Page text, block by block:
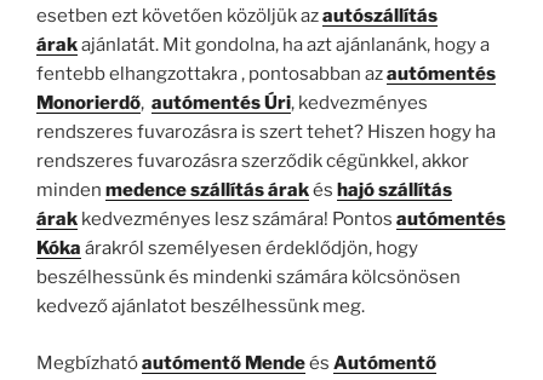
esetben ezt követően közöljük azautószállítás
árakajánlatát. Mit gondolna, ha azt ajánlanánk, hogy a
fentebb elhangzottakra , pontosabban azautómentés
Monorierdő, autómentés Úri, kedvezményes
rendszeres fuvarozásra is szert tehet? Hiszen hogy ha
rendszeres fuvarozásra szerződik cégünkkel, akkor
minden medence szállítás árakés hajó szállítás
árak kedvezményes lesz számára! Pontos autómentés
Kóka árakról személyesen érdeklődjön, hogy
beszélhessünk és mindenki számára kölcsönösen
kedvező ajánlatot beszélhessünk meg.
Megbízhatóautómentő Mendeés Autómentő